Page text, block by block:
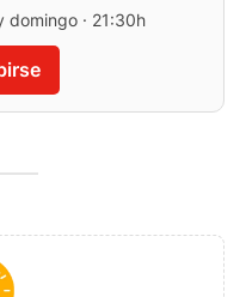
domingo · 21:30h